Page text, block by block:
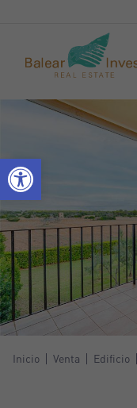
Inicio Venta Edificio